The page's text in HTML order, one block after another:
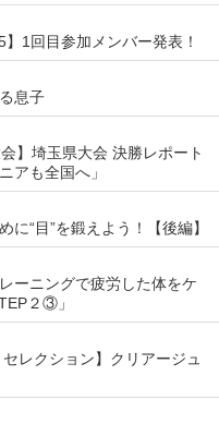
1回目参加メンバー発表！
息子
】埼玉県大会 決勝レポート
アも全国へ」
“目”を鍛えよう！【後編】
ーニングで疲労した体をケ
２③」
レクション】クリアージュ